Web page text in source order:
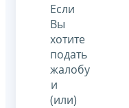
Если
Вы
хотите
подать
жалобу
и
(или)